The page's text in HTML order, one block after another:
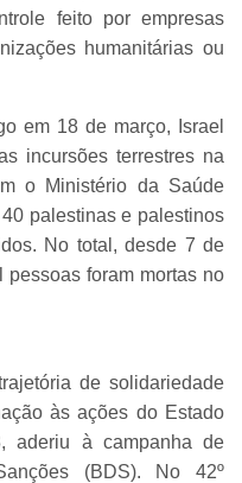
feito por empresas
humanitárias ou
em 18 de março, Israel
incursões terrestres na
o Ministério da Saúde
palestinas e palestinos
No total, desde 7 de
foram mortas no
de solidariedade
às ações do Estado
aderiu à campanha de
(BDS). No 42º